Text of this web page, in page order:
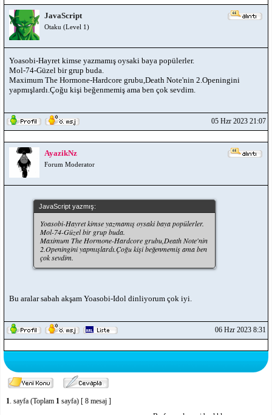
JavaScript
Otaku (Level 1)
Yoasobi-Hayret kimse yazmamış oysaki baya popülerler.
Mol-74-Güzel bir grup buda.
Maximum The Hormone-Hardcore grubu,Death Note'nin 2.Openingini
yapmışlardı.Çoğu kişi beğenmemiş ama ben çok sevdim.
05 Hzr 2023 21:07
AyazikNz
Forum Moderator
JavaScript yazmış:
Yoasobi-Hayret kimse yazmamış oysaki baya popülerler.
Mol-74-Güzel bir grup buda.
Maximum The Hormone-Hardcore grubu,Death Note'nin
2.Openingini yapmışlardı.Çoğu kişi beğenmemiş ama ben
çok sevdim.
Bu aralar sabah akşam Yoasobi-Idol dinliyorum çok iyi.
06 Hzr 2023 8:31
1 . sayfa (Toplam 1 sayfa) [ 8 mesaj ]